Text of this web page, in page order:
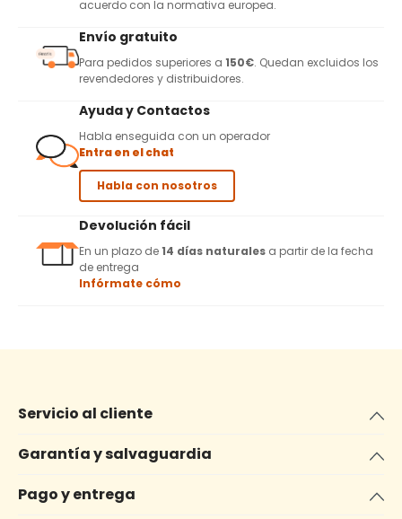
acuerdo con la normativa europea.
Envío gratuito
Para pedidos superiores a 150€. Quedan excluidos los
revendedores y distribuidores.
Ayuda y Contactos
Habla enseguida con un operador
Entra en el chat
Habla con nosotros
Devolución fácil
En un plazo de14 días naturales a partir de la fecha
de entrega
Infórmate cómo
Servicio al cliente
Garantía y salvaguardia
Pago y entrega